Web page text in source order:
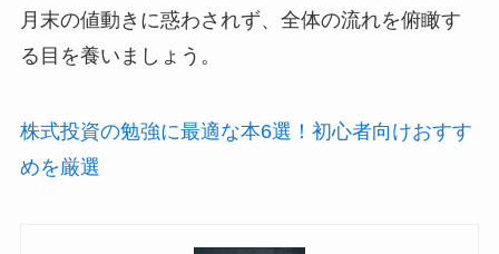
月末の値動きに惑わされず、全体の流れを俯瞰す
る目を養いましょう。
株式投資の勉強に最適な本6選！初心者向けおすす
めを厳選